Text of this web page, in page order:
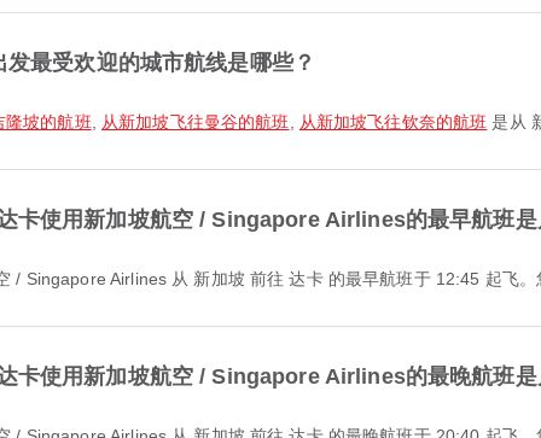
发最受欢迎的城市航线是哪些？
隆坡的航班 从新加坡飞往曼谷的航班 从新加坡飞往钦奈的航班 是从
卡使用新加坡航空 / Singapore Airlines的最早航班是
空 / Singapore Airlines 从 新加坡 前往 达卡 的最早航班于 12:45 起飞
卡使用新加坡航空 / Singapore Airlines的最晚航班是